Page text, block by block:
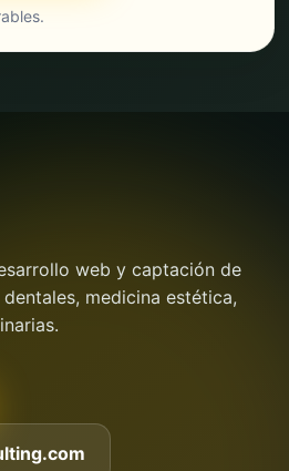
web y captación de
medicina estética,